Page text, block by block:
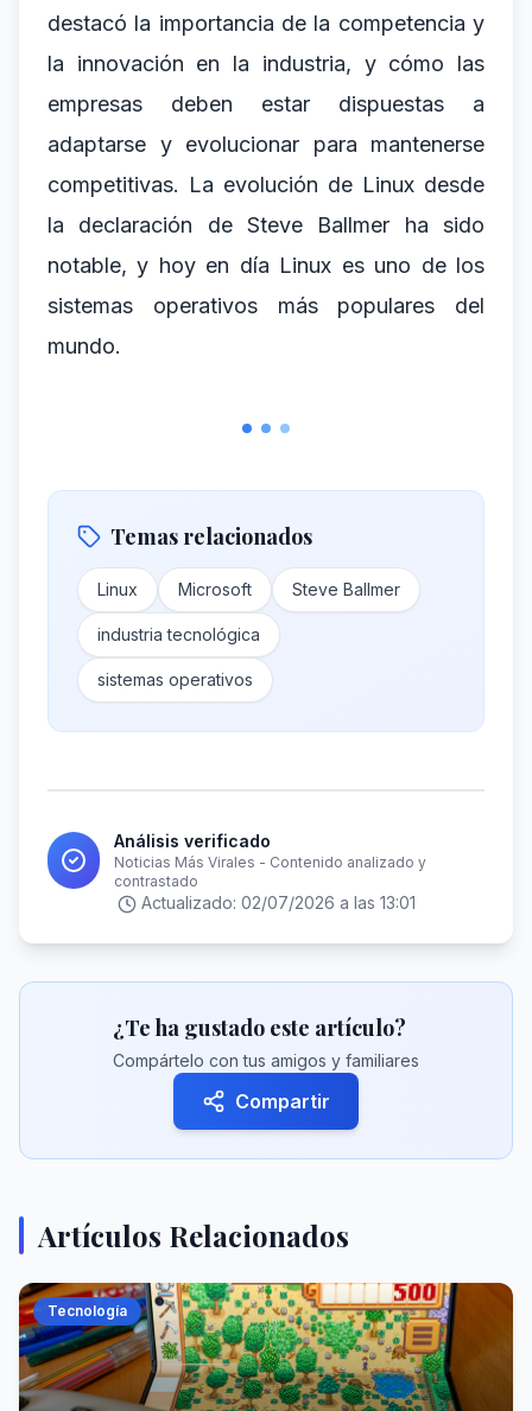
destacó la importancia de la competencia y
la innovación en la industria, y cómo las
empresas deben estar dispuestas a
adaptarse y evolucionar para mantenerse
competitivas. La evolución de Linux desde
la declaración de Steve Ballmer ha sido
notable, y hoy en día Linux es uno de los
sistemas operativos más populares del
mundo.
Temas relacionados
Linux Microsoft Steve Ballmer
industria tecnológica
sistemas operativos
Análisis verificado
Noticias Más Virales - Contenido analizado y
contrastado
Actualizado: 02/07/2026 a las 13:01
¿Te ha gustado este artículo?
Compártelo con tus amigos y familiares
Compartir
Artículos Relacionados
Tecnología